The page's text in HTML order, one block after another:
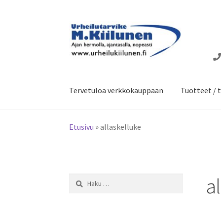
Siirry
navigointiin
Siirry
sisältöön
Tervetuloa verkkokauppaan Tuotteet /
Etusivu »allaskelluke
Haku: